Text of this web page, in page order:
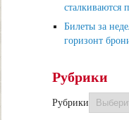
сталкиваются
Билеты за
горизонт
Рубрики
Рубрики